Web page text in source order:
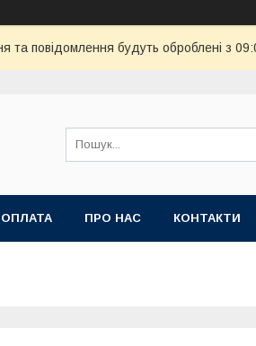
та повідомлення будуть оброблені з
ПРО НАС КОНТАКТИ